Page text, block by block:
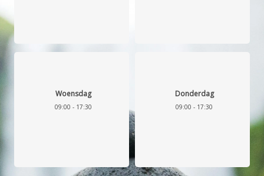
Woensdag
09:00 - 17:30
Donderdag
09:00 - 17:30